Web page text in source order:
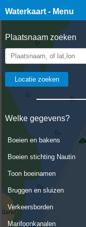
Waterkaart - Menu
Plaatsnaam zoeken
Welke gegevens?
Boeien en bakens
Boeien stichting Nautin
Toon boeinamen
Bruggen en sluizen
Verkeersborden
Marifoonkanalen
☰ Waterkaart Live